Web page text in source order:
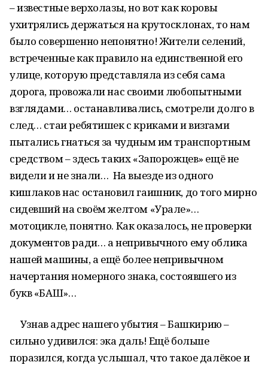
– известные верхолазы, но вот как коровы
ухитрялись держаться на крутосклонах, то нам
было совершенно непонятно! Жители селений,
встреченные как правило на единственной его
улице, которую представляла из себя сама
дорога, провожали нас своими любопытными
взглядами… останавливались, смотрели долго в
след… стаи ребятишек с криками и визгами
пытались гнаться за чудным им транспортным
средством – здесь таких «Запорожцев» ещё не
видели и не знали… На выезде из одного
кишлаков нас остановил гаишник, до того мирно
сидевший на своём желтом «Урале»…
мотоцикле, понятно. Как оказалось, не проверки
документов ради… а непривычного ему облика
нашей машины, а ещё более непривычном
начертания номерного знака, состоявшего из
букв «БАШ»…
Узнав адрес нашего убытия – Башкирию –
сильно удивился: эка даль! Ещё больше
поразился, когда услышал, что такое далёкое и